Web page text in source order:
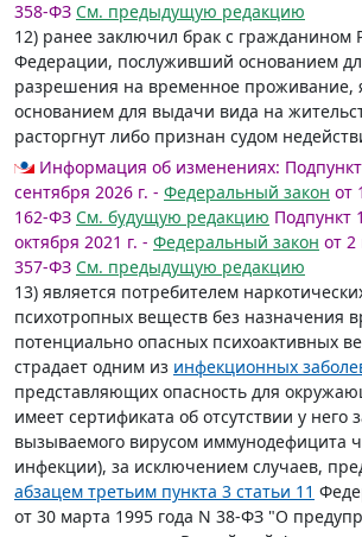
358-ФЗ См. предыдущую редакцию
12) ранее заключил брак с гражданином
Федерации, послуживший основанием
разрешения на временное проживание,
основанием для выдачи вида на
расторгнут либо признан судом
Информация об изменениях:
сентября 2026 г. - Федеральный закон от
162-ФЗ См. будущую редакцию Подпункт
октября 2021 г. - Федеральный закон от
357-ФЗ См. предыдущую редакцию
13) является потребителем
психотропных веществ без назначения
потенциально опасных психоактивных
страдает одним из инфекционных
представляющих опасность для
имеет сертификата об отсутствии у него
вызываемого вирусом иммунодефицита
инфекции), за исключением случаев,
абзацем третьим пункта 3 статьи 11
от 30 марта 1995 года N 38-ФЗ "О